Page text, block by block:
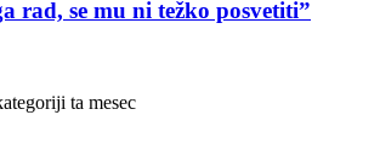
rad, se mu ni težko posvetiti”
ta mesec